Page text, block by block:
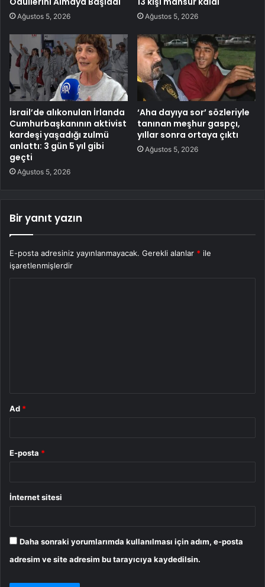
Ağustos 5, 2026 Ağustos 5, 2026
İsrail’de alıkonulan İrlanda
Cumhurbaşkanının aktivist
kardeşi yaşadığı zulmü
anlattı: 3 gün 5 yıl gibi
geçti
Ağustos 5, 2026
‘Aha dayıya sor’ sözleriyle
tanınan meşhur gaspçı,
yıllar sonra ortaya çıktı
Ağustos 5, 2026
Bir yanıt yazın
E-posta adresiniz yayınlanmayacak. Gerekli alanlar * ile
işaretlenmişlerdir
Ad *
E-posta *
İnternet sitesi
Daha sonraki yorumlarımda kullanılması için adım, e-posta
adresim ve site adresim bu tarayıcıya kaydedilsin.